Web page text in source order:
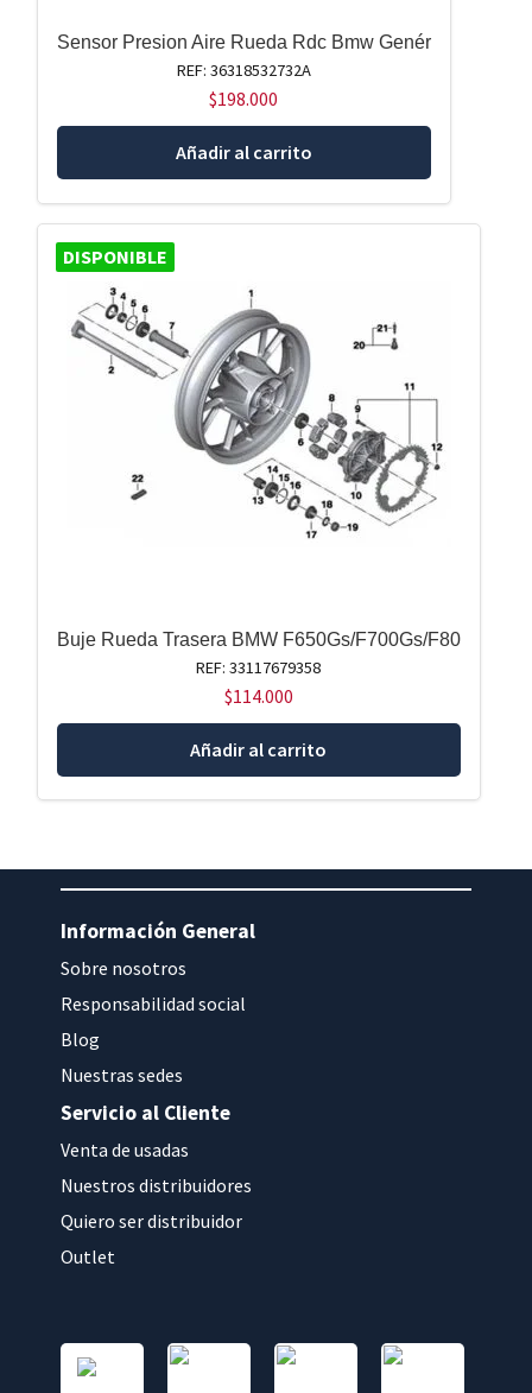
Sensor Presion Aire Rueda Rdc Bmw Genér
REF: 36318532732A
$198.000
Añadir al carrito
DISPONIBLE
Buje Rueda Trasera BMW F650Gs/F700Gs/F80
REF: 33117679358
$114.000
Añadir al carrito
Información General
Sobre nosotros
Responsabilidad social
Blog
Nuestras sedes
Servicio al Cliente
Venta de usadas
Nuestros distribuidores
Quiero ser distribuidor
Outlet